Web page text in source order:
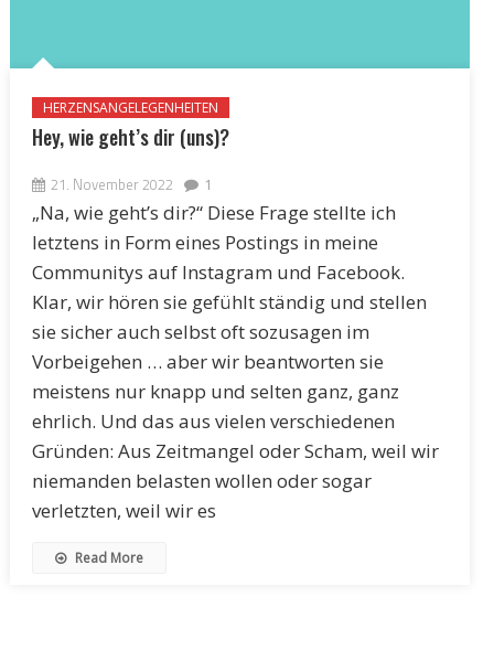
HERZENSANGELEGENHEITEN
Hey, wie geht’s dir (uns)?
21. November 2022 1
„Na, wie geht’s dir?“ Diese Frage stellte ich
letztens in Form eines Postings in meine
Communitys auf Instagram und Facebook.
Klar, wir hören sie gefühlt ständig und stellen
sie sicher auch selbst oft sozusagen im
Vorbeigehen … aber wir beantworten sie
meistens nur knapp und selten ganz, ganz
ehrlich. Und das aus vielen verschiedenen
Gründen: Aus Zeitmangel oder Scham, weil wir
niemanden belasten wollen oder sogar
verletzten, weil wir es
Read More